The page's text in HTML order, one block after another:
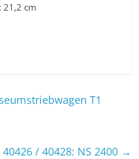
21,2 cm
T1
/ 40428: NS 2400 →